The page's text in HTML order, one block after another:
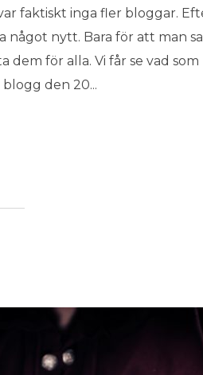
faktiskt inga fler bloggar.
något nytt. Bara för att man
dem för alla. Vi får se vad som
den 20...